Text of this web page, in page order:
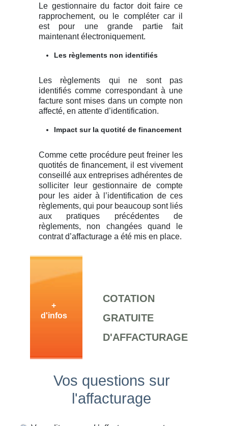
Le gestionnaire du factor doit faire ce
rapprochement, ou le compléter car il
est pour une grande partie fait
maintenant électroniquement.
Les règlements non identifiés
Les règlements qui ne sont pas
identifiés comme correspondant à une
facture sont mises dans un compte non
affecté, en attente d’identification.
Impact sur la quotité de financement
Comme cette procédure peut freiner les
quotités de financement, il est vivement
conseillé aux entreprises adhérentes de
solliciter leur gestionnaire de compte
pour les aider à l’identification de ces
règlements, qui pour beaucoup sont liés
aux pratiques précédentes de
règlements, non changées quand le
contrat d’affacturage a été mis en place.
+
d'infos
COTATION
GRATUITE
D'AFFACTURAGE
Vos questions sur
l'affacturage